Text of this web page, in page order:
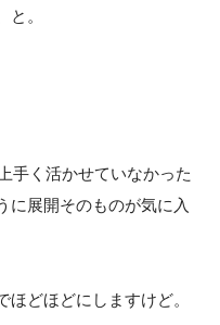
。
手く活かせていなかった
に展開そのものが気に入
どほどにしますけど。